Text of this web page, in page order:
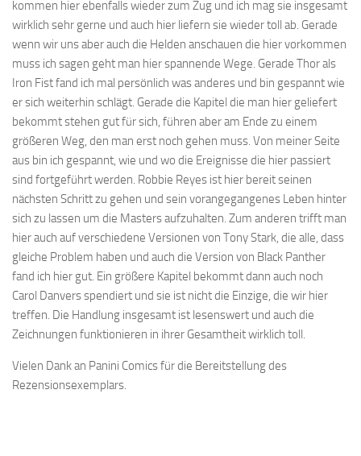
kommen hier ebenfalls wieder zum Zug und ich mag sie insgesamt
wirklich sehr gerne und auch hier liefern sie wieder toll ab. Gerade
wenn wir uns aber auch die Helden anschauen die hier vorkommen
muss ich sagen geht man hier spannende Wege. Gerade Thor als
Iron Fist fand ich mal persönlich was anderes und bin gespannt wie
er sich weiterhin schlägt. Gerade die Kapitel die man hier geliefert
bekommt stehen gut für sich, führen aber am Ende zu einem
größeren Weg, den man erst noch gehen muss. Von meiner Seite
aus bin ich gespannt, wie und wo die Ereignisse die hier passiert
sind fortgeführt werden. Robbie Reyes ist hier bereit seinen
nächsten Schritt zu gehen und sein vorangegangenes Leben hinter
sich zu lassen um die Masters aufzuhalten. Zum anderen trifft man
hier auch auf verschiedene Versionen von Tony Stark, die alle, dass
gleiche Problem haben und auch die Version von Black Panther
fand ich hier gut. Ein größere Kapitel bekommt dann auch noch
Carol Danvers spendiert und sie ist nicht die Einzige, die wir hier
treffen. Die Handlung insgesamt ist lesenswert und auch die
Zeichnungen funktionieren in ihrer Gesamtheit wirklich toll.
Vielen Dank an Panini Comics für die Bereitstellung des
Rezensionsexemplars.